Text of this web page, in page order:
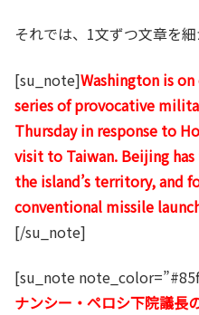
それでは、1文ずつ文章を
[su_note]Washington is on
series of provocative
Thursday in response to
visit to Taiwan. Beijing
the island’s territory, and
conventional missile
[/su_note]
[su_note
ナンシー・ペロシ下院議長